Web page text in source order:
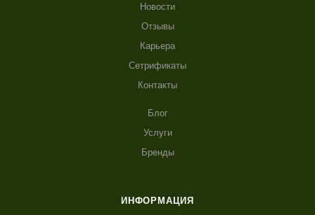
Новости
Отзывы
Карьера
Сетрификаты
Контакты
Блог
Услуги
Бренды
ИНФОРМАЦИЯ